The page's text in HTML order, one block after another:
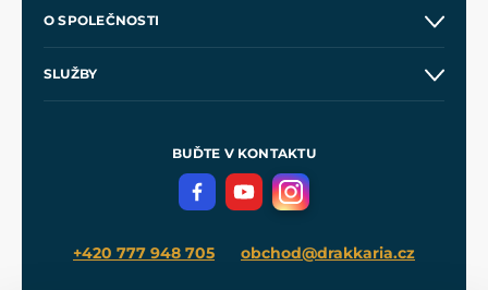
Velkoobchod
O SPOLEČNOSTI
SLUŽBY
Meče pro Kingdom Come
BUĎTE V KONTAKTU
+420 777 948 705 obchod@drakkaria.cz